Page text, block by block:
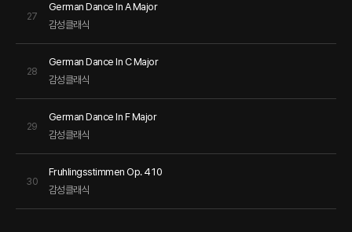
27
German Dance In A Major
감성클래식
28
German Dance In C Major
감성클래식
29
German Dance In F Major
감성클래식
30
Fruhlingsstimmen Op. 410
감성클래식